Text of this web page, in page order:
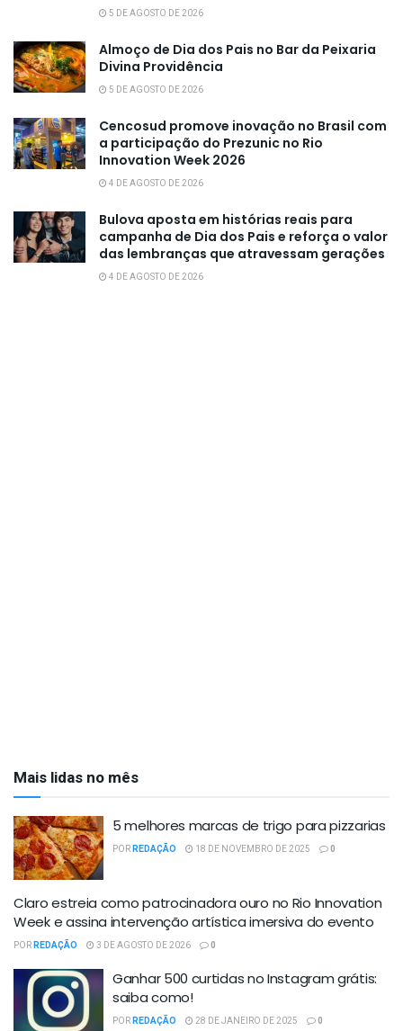
5 DE AGOSTO DE 2026
Almoço de Dia dos Pais no Bar da Peixaria
Divina Providência
5 DE AGOSTO DE 2026
Cencosud promove inovação no Brasil com
a participação do Prezunic no Rio
Innovation Week 2026
4 DE AGOSTO DE 2026
Bulova aposta em histórias reais para
campanha de Dia dos Pais e reforça o valor
das lembranças que atravessam gerações
4 DE AGOSTO DE 2026
Mais lidas no mês
5 melhores marcas de trigo para pizzarias
PORREDAÇÃO 18 DE NOVEMBRO DE 2025 0
Claro estreia como patrocinadora ouro no Rio Innovation
Week e assina intervenção artística imersiva do evento
PORREDAÇÃO 3 DE AGOSTO DE 2026 0
Ganhar 500 curtidas no Instagram grátis:
saiba como!
PORREDAÇÃO 28 DE JANEIRO DE 2025 0